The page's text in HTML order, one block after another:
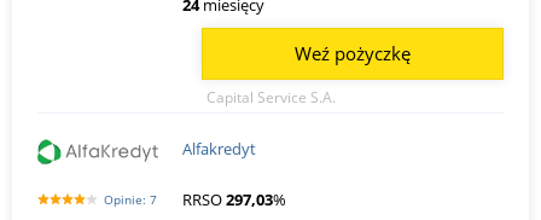
24miesięcy
Capital Service S.A.
Weź pożyczkę
Opinie: 7
Alfakredyt
RRSO297,03%